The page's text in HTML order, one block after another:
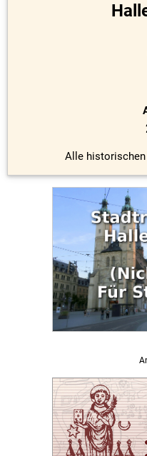
Alle historischen